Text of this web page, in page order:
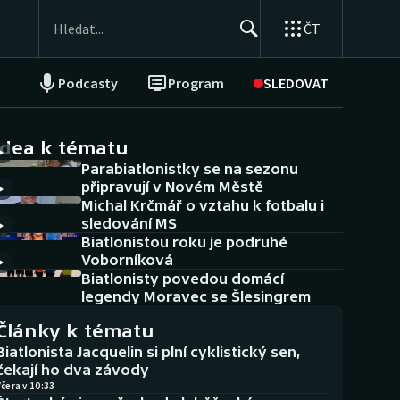
ČT
Podcasty Program SLEDOVAT
NEPŘEHLÉDNĚTE
Historické návraty
Aplikace ČT sport
AZ kvíz
k tématu
Parabiatlonistky se na sezonu
připravují v Novém Městě
Michal Krčmář o vztahu k fotbalu i
sledování MS
Biatlonistou roku je podruhé
Voborníková
Biatlonisty povedou domácí
legendy Moravec se Šlesingrem
k tématu
Jacquelin si plní cyklistický sen,
ho dva závody
v 10:33